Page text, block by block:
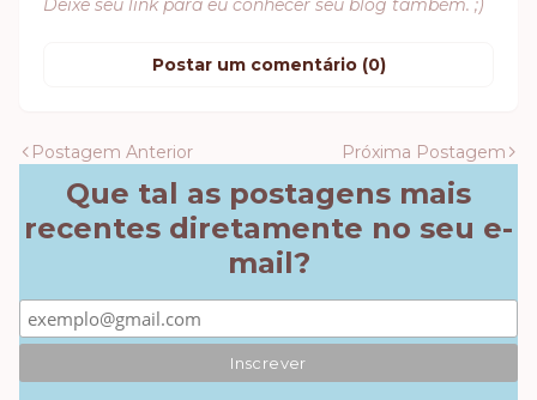
Deixe seu link para eu conhecer seu blog também. ;)
Postar um comentário (0)
Postagem Anterior Próxima Postagem
Que tal as postagens mais
recentes diretamente no seu e-
mail?